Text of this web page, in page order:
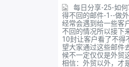
每日分享-25-如
得不回的邮件-1--做
经常会遇到给一些客
不回的情况所以接下
10封让客户看了不得
望大家通过这些邮件
候不一定仅仅是外贸
相信：外贸以外，才